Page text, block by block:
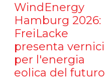
WindEnergy
Hamburg 2026:
FreiLacke
presenta vernici
per l'energia
eolica del futuro